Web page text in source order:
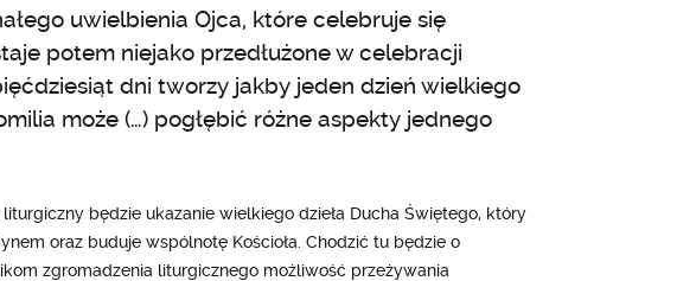
uwielbienia Ojca, które celebruje się
potem niejako przedłużone w celebracji
dni tworzy jakby jeden dzień wielkiego
może (…) pogłębić różne aspekty jednego
będzie ukazanie wielkiego dzieła Ducha Świętego, który
oraz buduje wspólnotę Kościoła. Chodzić tu będzie o
zgromadzenia liturgicznego możliwość przeżywania